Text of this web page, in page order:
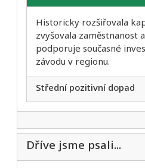
Historicky rozšiřovala
zvyšovala zaměstnanost
podporuje současné
závodu v regionu.
Střední pozitivní dopad
Dříve jsme psali...